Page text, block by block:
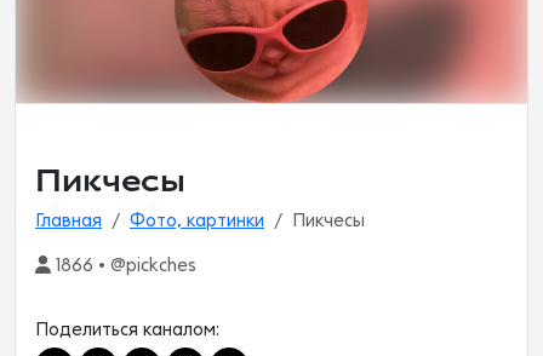
Пикчесы
Главная Фото, картинки Пикчесы
1866 • @pickches
Поделиться каналом: